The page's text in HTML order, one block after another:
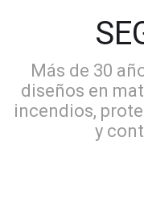
Más de 30
diseños en
incendios,
y